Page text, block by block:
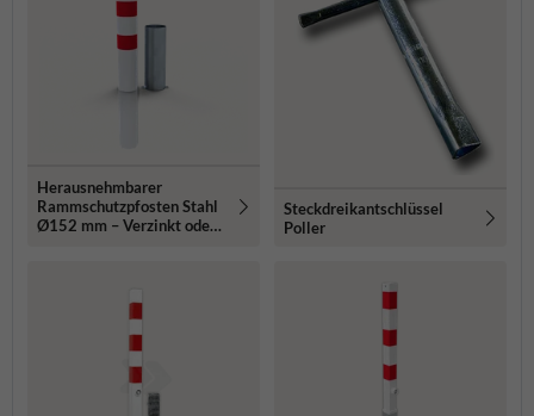
Herausnehmbarer
Rammschutzpfosten Stahl
Ø152 mm – Verzinkt oder
Steckdreikantschlüssel
Poller